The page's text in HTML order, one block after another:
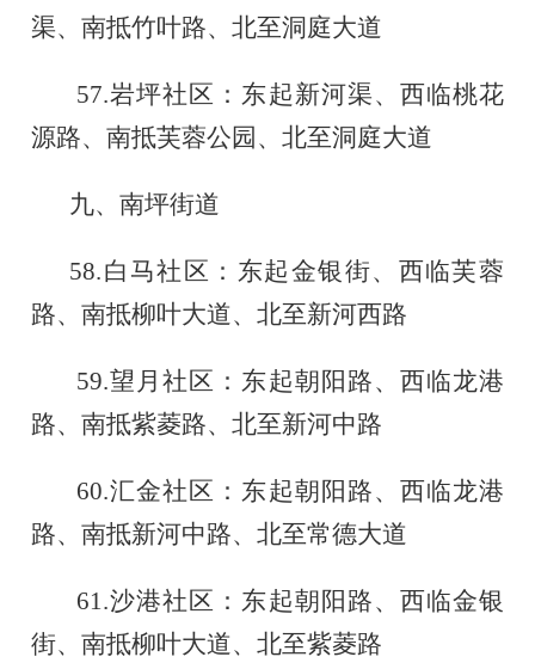
渠、南抵竹叶路、北至洞庭大道
57.岩坪社区：东起新河渠、西临桃花
源路、南抵芙蓉公园、北至洞庭大道
九、南坪街道
58.白马社区：东起金银街、西临芙蓉
路、南抵柳叶大道、北至新河西路
59.望月社区：东起朝阳路、西临龙港
路、南抵紫菱路、北至新河中路
60.汇金社区：东起朝阳路、西临龙港
路、南抵新河中路、北至常德大道
61.沙港社区：东起朝阳路、西临金银
街、南抵柳叶大道、北至紫菱路